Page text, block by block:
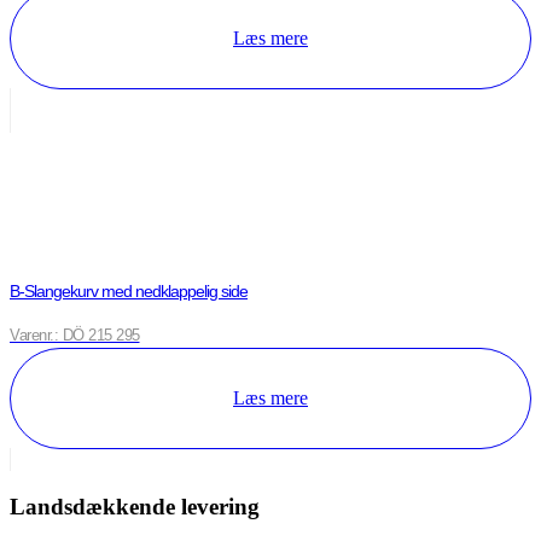
Læs mere
B-Slangekurv med nedklappelig side
Varenr.: DÖ 215 295
Læs mere
Landsdækkende levering